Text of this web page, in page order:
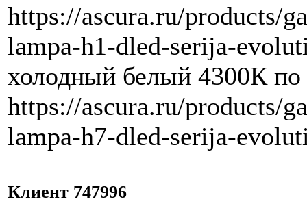
https://ascura.ru/products/
lampa-h1-dled-serija-
холодный белый 4300К
https://ascura.ru/products/
lampa-h7-dled-serija-
Клиент 747996